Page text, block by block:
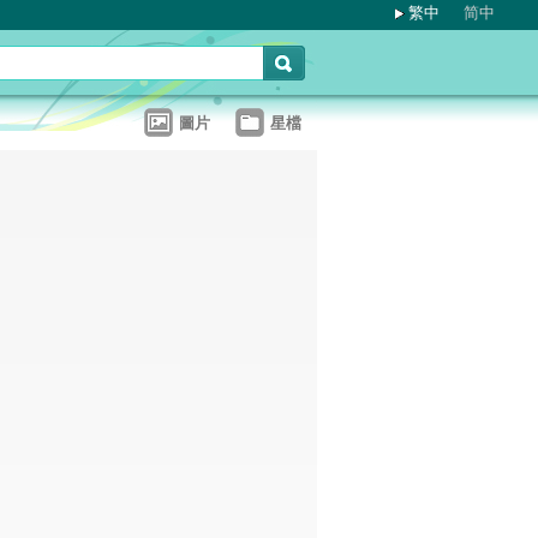
繁中 简中
圖片 星檔